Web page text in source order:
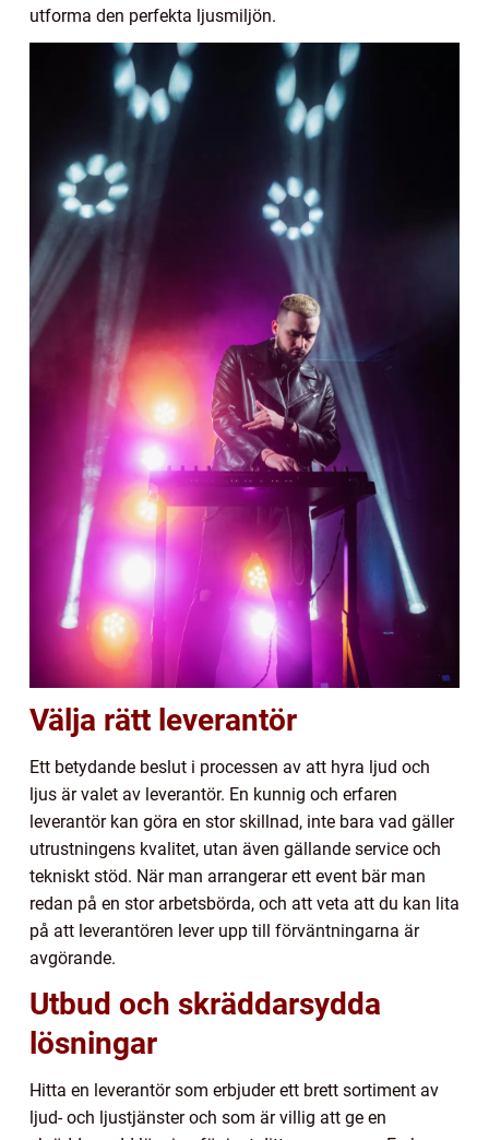
utforma den perfekta ljusmiljön.
Välja rätt leverantör
Ett betydande beslut i processen av att hyra ljud och
ljus är valet av leverantör. En kunnig och erfaren
leverantör kan göra en stor skillnad, inte bara vad gäller
utrustningens kvalitet, utan även gällande service och
tekniskt stöd. När man arrangerar ett event bär man
redan på en stor arbetsbörda, och att veta att du kan lita
på att leverantören lever upp till förväntningarna är
avgörande.
Utbud och skräddarsydda
lösningar
Hitta en leverantör som erbjuder ett brett sortiment av
ljud- och ljustjänster och som är villig att ge en